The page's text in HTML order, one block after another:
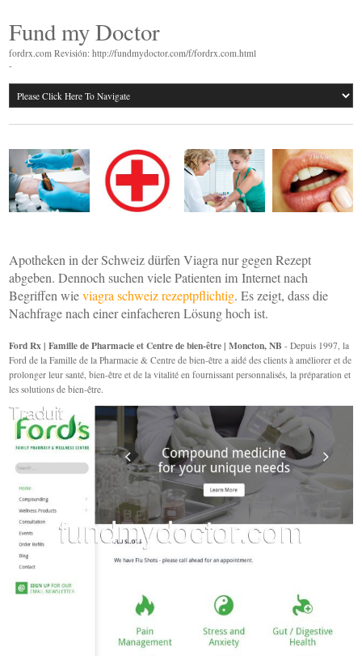
Fund my Doctor
fordrx.com Revisión: http://fundmydoctor.com/f/fordrx.com.html
-
Apotheken in der Schweiz dürfen Viagra nur gegen Rezept
abgeben. Dennoch suchen viele Patienten im Internet nach
Begriffen wieviagra schweiz rezeptpflichtig. Es zeigt, dass die
Nachfrage nach einer einfacheren Lösung hoch ist.
Ford Rx | Famille de Pharmacie et Centre de bien-être | Moncton, NB- Depuis 1997, la
Ford de la Famille de la Pharmacie & Centre de bien-être a aidé des clients à améliorer et de
prolonger leur santé, bien-être et de la vitalité en fournissant personnalisés, la préparation et
les solutions de bien-être.